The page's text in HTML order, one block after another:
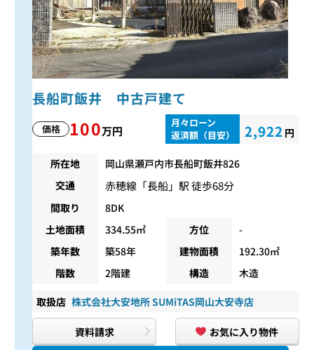
長船町飯井 中古戸建て
価格 100万円
月々ローン
返済額（目安）
2,922 円
所在地
岡山県瀬戸内市長船町飯井826
交通
赤穂線 「長船」駅 徒歩68分
間取り
8DK
土地面積
334.55㎡ 方位
-
築年数
築58年 建物面積
192.30㎡
階数
2階建 構造 木造
取扱店 株式会社大安地所 SUMiTAS岡山大安寺店
資料請求
お気に入り物件